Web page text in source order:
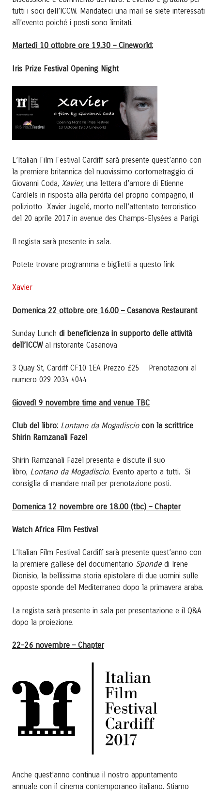
tutti i soci dell’ICCW. Mandateci una mail se siete interessati
all’evento poiché i posti sono limitati.
Martedì 10 ottobre ore 19.30 – Cineworld:
Iris Prize Festival Opening Night
L’Italian Film Festival Cardiff sarà presente quest’anno con
la premiere britannica del nuovissimo cortometraggio di
Giovanni Coda, Xavier, una lettera d’amore di Etienne
Cardlels in risposta alla perdita del proprio compagno, il
poliziotto Xavier Jugelé, morto nell’attentato terroristico
del 20 aprile 2017 in avenue des Champs-Elysées a Parigi.
Il regista sarà presente in sala.
Potete trovare programma e biglietti a questo link
Xavier
Domenica 22 ottobre ore 16.00 – Casanova Restaurant
Sunday Lunch di beneficienza in supporto delle attività
dell’ICCW al ristorante Casanova
3 Quay St, Cardiff CF10 1EA Prezzo £25 Prenotazioni al
numero 029 2034 4044
Giovedì 9 novembre time and venue TBC
Club del libro: Lontano da Mogadisciocon la scrittrice
Shirin Ramzanali Fazel
Shirin Ramzanali Fazel presenta e discute il suo
libro, Lontano da Mogadiscio. Evento aperto a tutti. Si
consiglia di mandare mail per prenotazione posti.
Domenica 12 novembre ore 18.00 (tbc) – Chapter
Watch Africa Film Festival
L’Italian Film Festival Cardiff sarà presente quest’anno con
la premiere gallese del documentario Spondedi Irene
Dionisio, la bellissima storia epistolare di due uomini sulle
opposte sponde del Mediterraneo dopo la primavera araba.
La regista sarà presente in sala per presentazione e il Q&A
dopo la proiezione.
22-26 novembre – Chapter
Anche quest’anno continua il nostro appuntamento
annuale con il cinema contemporaneo italiano. Stiamo